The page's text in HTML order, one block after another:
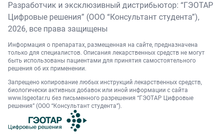
Разработчик и эксклюзивный дистрибьютор: “ГЭОТАР
Цифровые решения” (ООО “Консультант студента”),
2026, все права защищены
Информация о препаратах, размещенная на сайте, предназначена
только для специалистов. Описания лекарственных средств не могут
быть использованы пациентами для принятия самостоятельного
решения об их применении.
Запрещено копирование любых инструкций лекарственных средств,
биологически активных добавок или иной информации с сайта
www.lsgeotar.ru без письменного разрешения “ГЭОТАР Цифровые
решения” (ООО “Консультант студента”).